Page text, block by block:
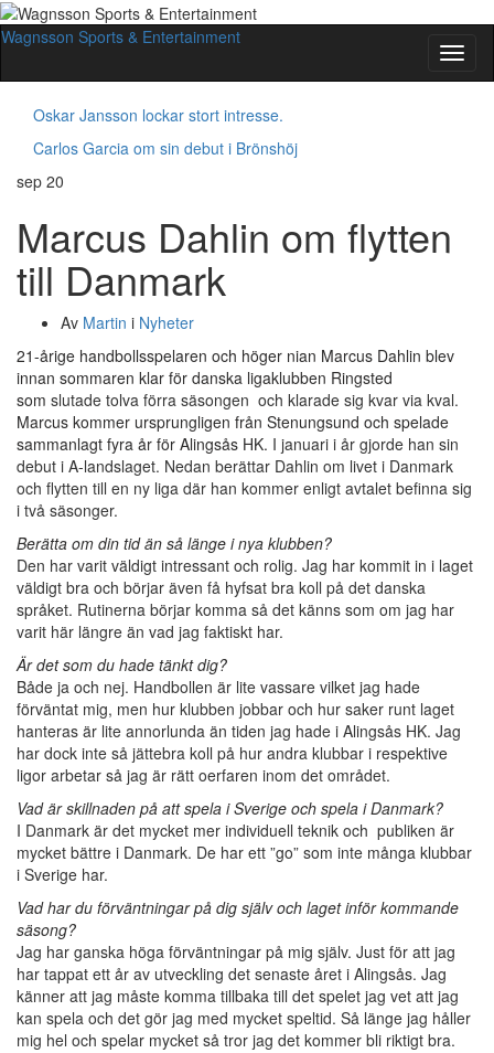
Slå
på/av
Wagnsson Sports & Entertainment
Oskar Jansson lockar stort intresse.
Carlos Garcia om sin debut i Brönshöj
sep 20
Marcus Dahlin om flytten
till Danmark
Av Martin i Nyheter
21-årige handbollsspelaren och höger nian Marcus Dahlin blev
innan sommaren klar för danska ligaklubben Ringsted
som slutade tolva förra säsongen och klarade sig kvar via kval.
Marcus kommer ursprungligen från Stenungsund och spelade
sammanlagt fyra år för Alingsås HK. I januari i år gjorde han sin
debut i A-landslaget. Nedan berättar Dahlin om livet i Danmark
och flytten till en ny liga där han kommer enligt avtalet befinna sig
i två säsonger.
Berätta om din tid än så länge i nya klubben?
Den har varit väldigt intressant och rolig. Jag har kommit in i laget
väldigt bra och börjar även få hyfsat bra koll på det danska
språket. Rutinerna börjar komma så det känns som om jag har
varit här längre än vad jag faktiskt har.
Är det som du hade tänkt dig?
Både ja och nej. Handbollen är lite vassare vilket jag hade
förväntat mig, men hur klubben jobbar och hur saker runt laget
hanteras är lite annorlunda än tiden jag hade i Alingsås HK. Jag
har dock inte så jättebra koll på hur andra klubbar i respektive
ligor arbetar så jag är rätt oerfaren inom det området.
Vad är skillnaden på att spela i Sverige och spela i Danmark?
I Danmark är det mycket mer individuell teknik och publiken är
mycket bättre i Danmark. De har ett ”go” som inte många klubbar
i Sverige har.
Vad har du förväntningar på dig själv och laget inför kommande
säsong?
Jag har ganska höga förväntningar på mig själv. Just för att jag
har tappat ett år av utveckling det senaste året i Alingsås. Jag
känner att jag måste komma tillbaka till det spelet jag vet att jag
kan spela och det gör jag med mycket speltid. Så länge jag håller
mig hel och spelar mycket så tror jag det kommer bli riktigt bra.